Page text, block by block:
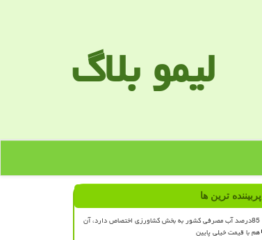
لیمو بلاگ
پربیننده ترین ها
85درصد آب مصرفی کشور به بخش کشاورزی اختصاص دارد، آن
هم با قیمت خیلی پایین